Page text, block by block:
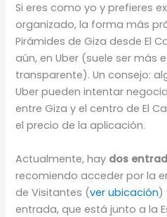
Si eres como yo y prefieres
organizado, la forma más
Pirámides de Giza desde El
aún, en Uber (suele ser más
transparente). Un consejo:
Uber pueden intentar
entre Giza y el centro de El
el precio de la aplicación.
Actualmente, hay dos
recomiendo acceder por la
de Visitantes (ver ubicación)
entrada, que está junto a la